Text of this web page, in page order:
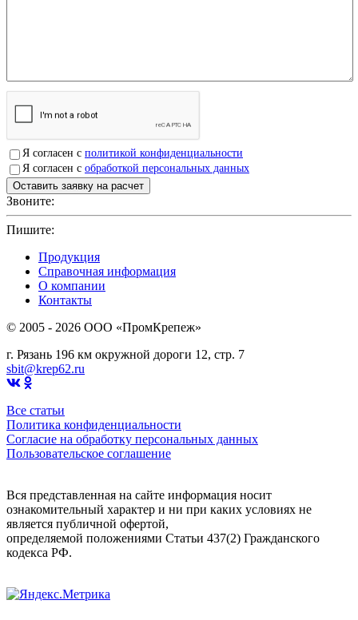
Я согласен с политикой конфиденциальности
Я согласен с обработкой персональных данных
Звоните:
Пишите:
Продукция
Справочная информация
О компании
Контакты
© 2005 - 2026 OOO «ПромКрепеж»
г. Рязань 196 км окружной дороги 12, стр. 7
sbit@krep62.ru
Все статьи
Политика конфиденциальности
Согласие на обработку персональных данных
Пользовательское соглашение
Вся представленная на сайте информация носит
ознакомительный характер и ни при каких условиях не
является публичной офертой,
определяемой положениями Статьи 437(2) Гражданского
кодекса РФ.